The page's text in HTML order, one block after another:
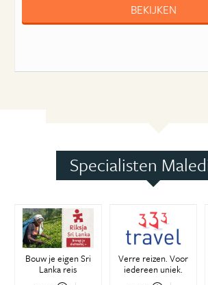
BEKIJKEN
Specialisten
Bouw je eigen Sri
Lanka reis
Verre reizen. Voor
iedereen uniek.